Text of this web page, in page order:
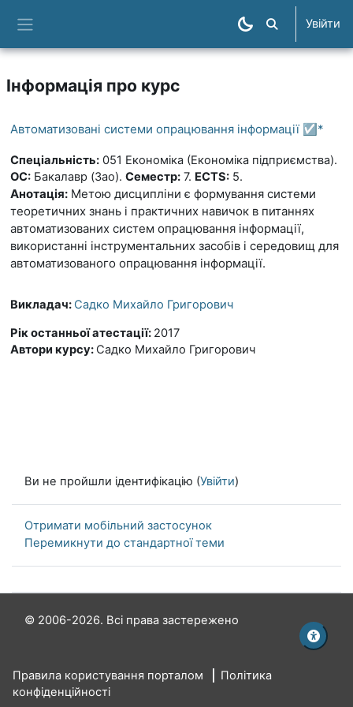
Пошук курсів
Увійти
Інформація про курс
Автоматизовані системи опрацювання інформації ☑️*
Спеціальність: 051 Економіка (Економіка підприємства).
ОС: Бакалавр (Зао). Семестр: 7. ECTS: 5.
Анотація: Метою дисципліни є формування системи
теоретичних знань і практичних навичок в питаннях
автоматизованих систем опрацювання інформації,
використанні інструментальних засобів і середовищ для
автоматизованого опрацювання інформації.
Викладач: Садко Михайло Григорович
Рік останньої атестації: 2017
Автори курсу: Садко Михайло Григорович
Ви не пройшли ідентифікацію (Увійти)
Отримати мобільний застосунок
Перемикнути до стандартної теми
© 2006-2026. Всі права застережено
Правила користування порталом
Політика
конфіденційності